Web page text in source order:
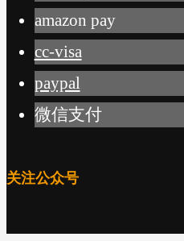
amazon pay
cc-visa
paypal
微信支付
关注公众号